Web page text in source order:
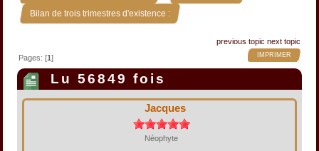
Bilan de trois trimestres d'existence :
previous topic next topic
IMPRIMER
Pages: [1]
Lu 56849 fois
Jacques
Néophyte